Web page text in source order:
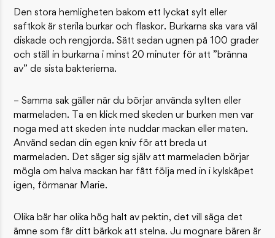
Den stora hemligheten bakom ett lyckat sylt eller
saftkok är sterila burkar och flaskor. Burkarna ska vara väl
diskade och rengjorda. Sätt sedan ugnen på 100 grader
och ställ in burkarna i minst 20 minuter för att ”bränna
av” de sista bakterierna.
– Samma sak gäller när du börjar använda sylten eller
marmeladen. Ta en klick med skeden ur burken men var
noga med att skeden inte nuddar mackan eller maten.
Använd sedan din egen kniv för att breda ut
marmeladen. Det säger sig själv att marmeladen börjar
mögla om halva mackan har fått följa med in i kylskåpet
igen, förmanar Marie.
Olika bär har olika hög halt av pektin, det vill säga det
ämne som får ditt bärkok att stelna. Ju mognare bären är